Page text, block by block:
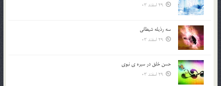
29 اسفند 03
سه رذیله شیطانی
29 اسفند 03
حسن خلق در سيره ي نبوي
29 اسفند 03